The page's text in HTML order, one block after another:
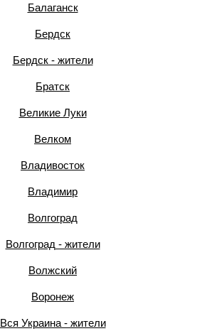
Балаганск
Бердск
Бердск - жители
Братск
Великие Луки
Велком
Владивосток
Владимир
Волгоград
Волгоград - жители
Волжский
Воронеж
Вся Украина - жители